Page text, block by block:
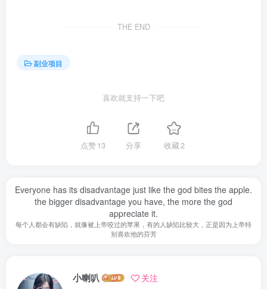
THE END
副业项目
喜欢就支持一下吧
点赞13 分享 收藏2
Everyone has its disadvantage just like the god bites the apple.
the bigger disadvantage you have, the more the god
appreciate it.
每个人都会有缺陷，就像被上帝咬过的苹果，有的人缺陷比较大，正是因为上帝特
别喜欢他的芬芳
小喇叭 关注